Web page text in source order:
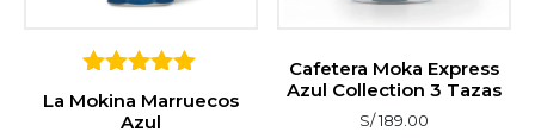
5
sobre 5
La Mokina Marruecos
Azul
Cafetera Moka Express
Azul Collection 3 Tazas
S/189.00